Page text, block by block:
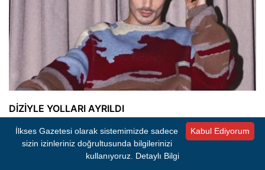
DİZİYLE YOLLARI AYRILDI
Süreç sonrasında yapım şirketi, Erdem Kaynarca ile devam
etmeme kararı aldı. Bu kapsamda oyuncunun sözleşmesi
feshedildi.
Kabul Ediyorum
İlkses Gazetesi olarak sistemimizde sadece
sizin izinleriniz doğrultusunda bilgilerinizi
kullanıyoruz. Detaylı Bilgi